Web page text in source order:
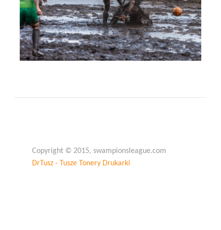
Copyright © 2015, swampionsleague.com
DrTusz - Tusze Tonery Drukarki